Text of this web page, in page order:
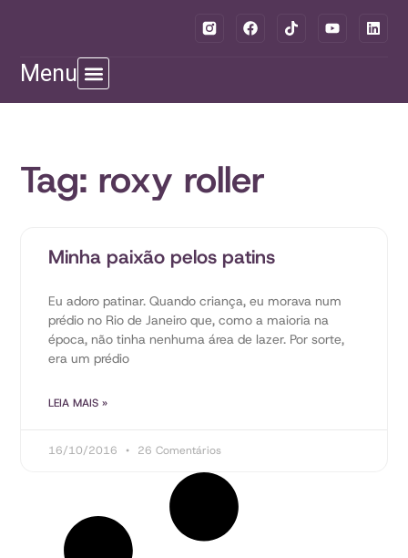
Menu
Tag: roxy roller
Minha paixão pelos patins
Eu adoro patinar. Quando criança, eu morava num
prédio no Rio de Janeiro que, como a maioria na
época, não tinha nenhuma área de lazer. Por sorte,
era um prédio
LEIA MAIS »
16/10/2016 26 Comentários